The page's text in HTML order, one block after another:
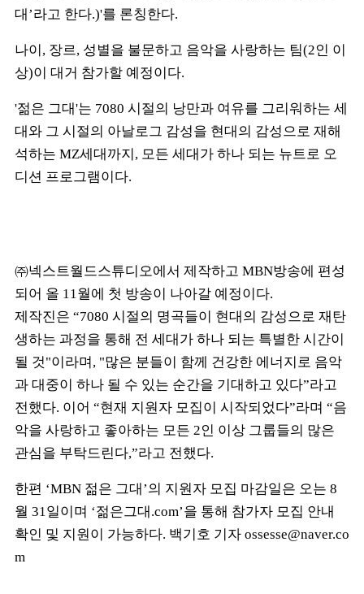
대’라고 한다.)'를 론칭한다.
나이 , 장르, 성별을 불문하고 음악을 사랑하는 팀(2인 이
상)이 대거 참가할 예정이다.
'젊은 그대'는 7080 시절의 낭만과 여유를 그리워하는 세
대와 그 시절의 아날로그 감성을 현대의 감성으로 재해
석하는 MZ세대까지 , 모든 세대가 하나 되는 뉴트로 오
디션 프로그램이다.
㈜넥스트월드스튜디오에서 제작하고 MBN방송에 편성
되어 올 11월에 첫 방송이 나아갈 예정이다.
제작진은 “7080 시절의 명곡들이 현대의 감성으로 재탄
생하는 과정을 통해 전 세대가 하나 되는 특별한 시간이
될 것"이라며 , "많은 분들이 함께 건강한 에너지로 음악
과 대중이 하나 될 수 있는 순간을 기대하고 있다”라고
전했다. 이어 “현재 지원자 모집이 시작되었다”라며 “음
악을 사랑하고 좋아하는 모든 2인 이상 그룹들의 많은
관심을 부탁드린다,”라고 전했다.
한편 ‘MBN 젊은 그대’의 지원자 모집 마감일은 오는 8
월 31일이며 ‘젊은그대.com’을 통해 참가자 모집 안내
확인 및 지원이 가능하다. 백기호 기자 ossesse@naver.co
m